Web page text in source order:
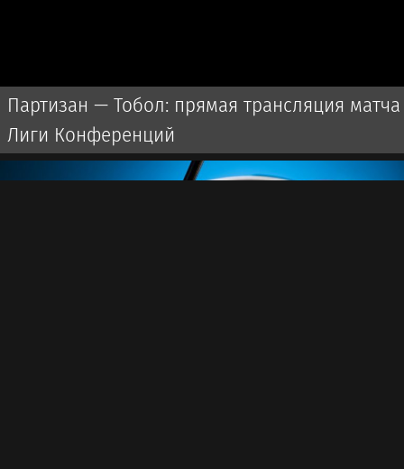
Партизан — Тобол: прямая трансляция матча
Лиги Конференций